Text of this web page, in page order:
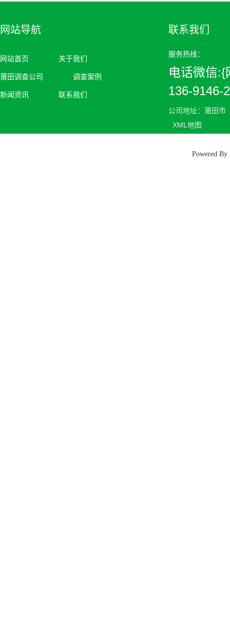
网站导航
网站首页 关于我们
莆田调查公司 调查案例
新闻资讯 联系我们
联系我们
服务热线：
电话微信:{
136-9146-
公司地址：莆田市
XML地图
Powered